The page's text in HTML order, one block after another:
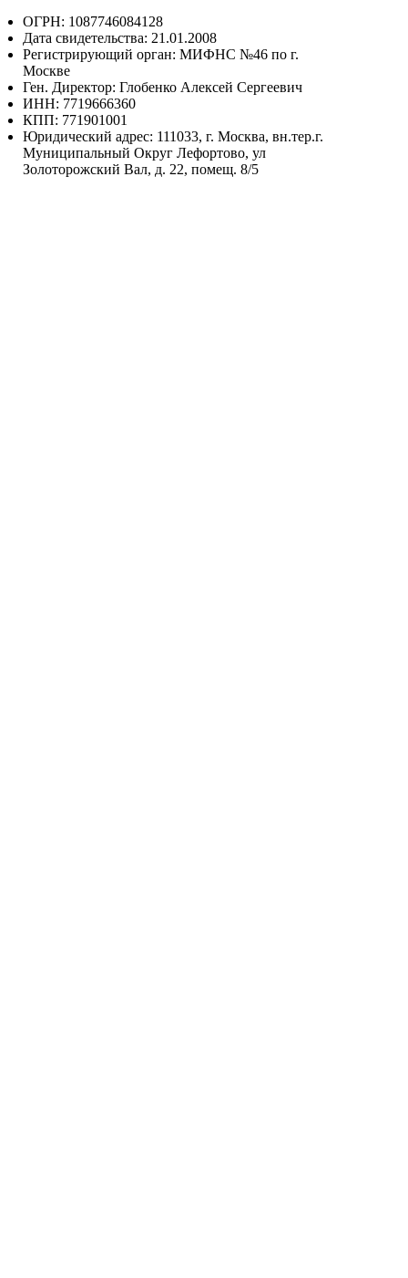
ОГРН: 1087746084128
Дата свидетельства: 21.01.2008
Регистрирующий орган: МИФНС №46 по г.
Москве
Ген. Директор: Глобенко Алексей Сергеевич
ИНН: 7719666360
КПП: 771901001
Юридический адрес: 111033, г. Москва, вн.тер.г.
Муниципальный Округ Лефортово, ул
Золоторожский Вал, д. 22, помещ. 8/5